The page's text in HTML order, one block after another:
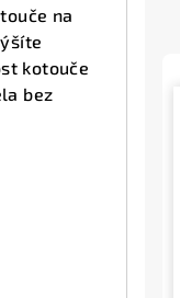
na
kotouče
bez